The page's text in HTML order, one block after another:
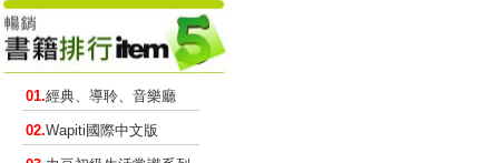
01.經典、導聆、音樂廳
02.Wapiti國際中文版